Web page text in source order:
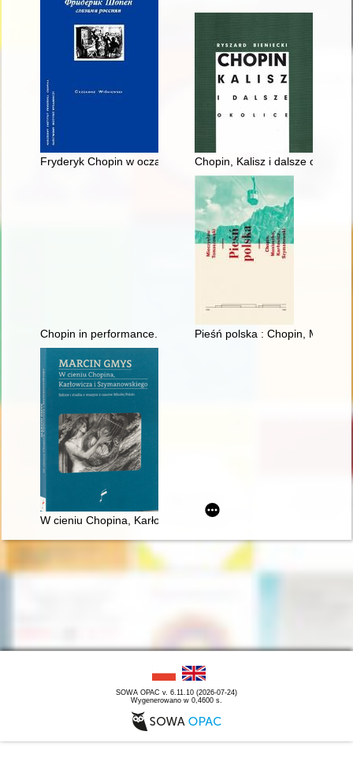
Fryderyk Chopin w oczach Rosjan. Antologia. Friderik źopen
Chopin, Kalisz i dalsze okolice
Chopin in performance. History, theory, practice
Pieśń polska : Chopin,
W cieniu Chopina, Karłowicza i Szymanowskiego : szkice i
SOWA OPAC v. 6.11.10 (2026-07-24)
Wygenerowano w 0,4600 s.